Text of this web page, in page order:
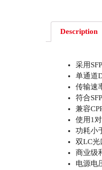
Description
采用
单通道
传输速
符合
兼容
使用1
功耗小
双LC光
商业级
电源电